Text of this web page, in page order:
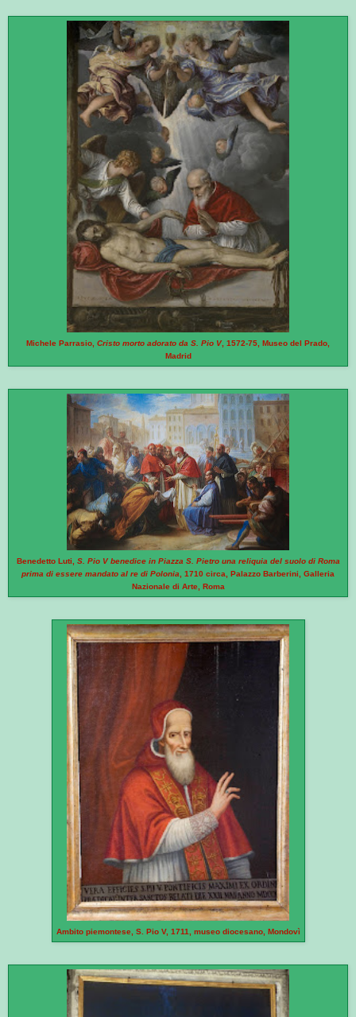
Michele Parrasio, Cristo morto adorato da S. Pio V, 1572-75, Museo del Prado,
Madrid
Benedetto Luti, S. Pio V benedice in Piazza S. Pietro una reliquia del suolo di Roma
prima di essere mandato al re di Polonia, 1710 circa, Palazzo Barberini, Galleria
Nazionale di Arte, Roma
Ambito piemontese, S. Pio V, 1711, museo diocesano, Mondovì